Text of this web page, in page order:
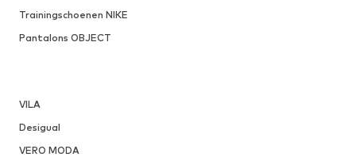
Trainingschoenen NIKE
Pantalons OBJECT
VILA
Desigual
VERO MODA